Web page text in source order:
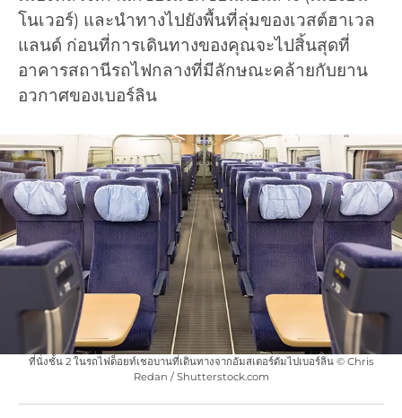
โนเวอร์) และนำทางไปยังพื้นที่ลุ่มของเวสต์ฮาเวล
แลนด์ ก่อนที่การเดินทางของคุณจะไปสิ้นสุดที่
อาคารสถานีรถไฟกลางที่มีลักษณะคล้ายกับยาน
อวกาศของเบอร์ลิน
ที่นั่งชั้น 2 ในรถไฟด็อยท์เชอบานที่เดินทางจากอัมสเตอร์ดัมไปเบอร์ลิน © Chris
Redan / Shutterstock.com